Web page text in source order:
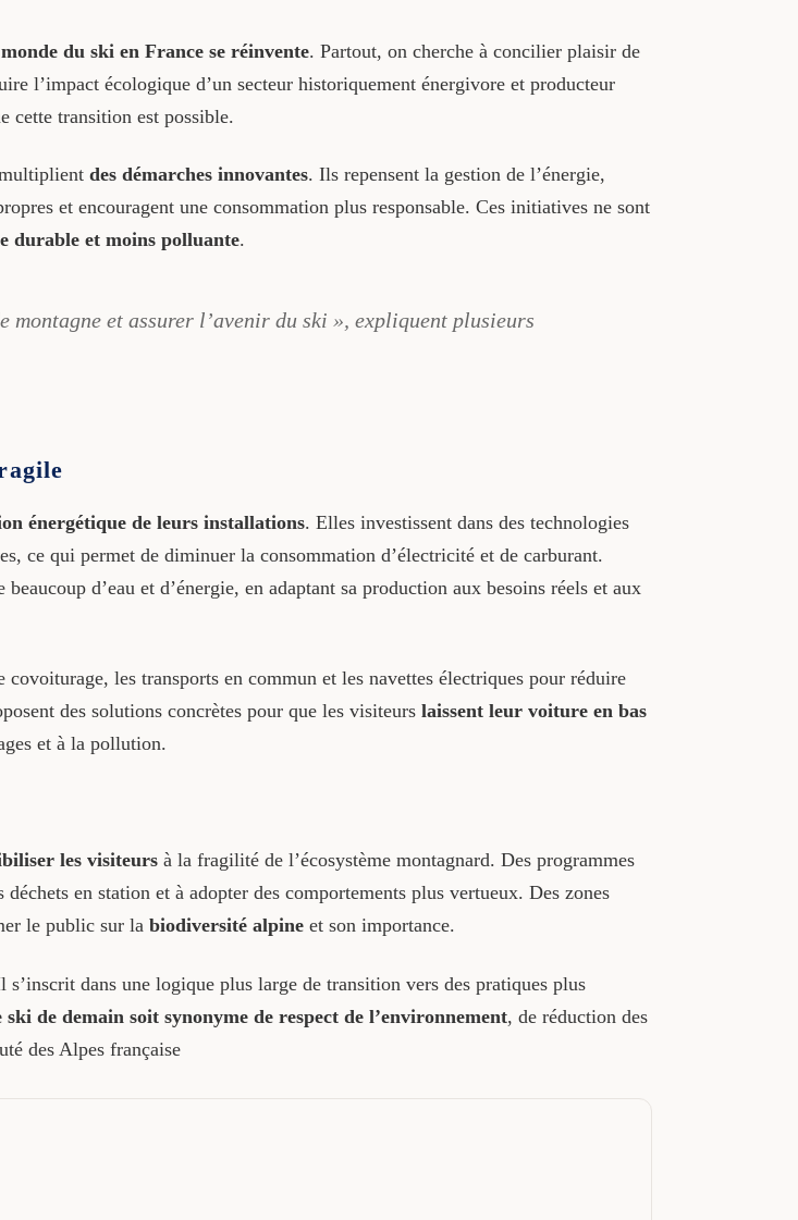
du ski en France se réinvente. Partout, on cherche à concilier plaisir de
l’impact écologique d’un secteur historiquement énergivore et producteur
cette transition est possible.
des démarches innovantes. Ils repensent la gestion de l’énergie,
et encouragent une consommation plus responsable. Ces initiatives ne sont
durable et moins polluante.
et assurer l’avenir du ski », expliquent plusieurs
énergétique de leurs installations. Elles investissent dans des technologies
ce qui permet de diminuer la consommation d’électricité et de carburant.
beaucoup d’eau et d’énergie, en adaptant sa production aux besoins réels et aux
les transports en commun et les navettes électriques pour réduire
des solutions concrètes pour que les visiteurs laissent leur voiture en bas
et à la pollution.
les visiteursà la fragilité de l’écosystème montagnard. Des programmes
en station et à adopter des comportements plus vertueux. Des zones
le public sur la biodiversité alpineet son importance.
dans une logique plus large de transition vers des pratiques plus
ski de demain soit synonyme de respect de l’environnement, de réduction des
des Alpes française